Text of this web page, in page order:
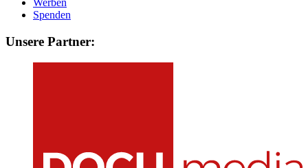
Werben
Spenden
Unsere Partner: